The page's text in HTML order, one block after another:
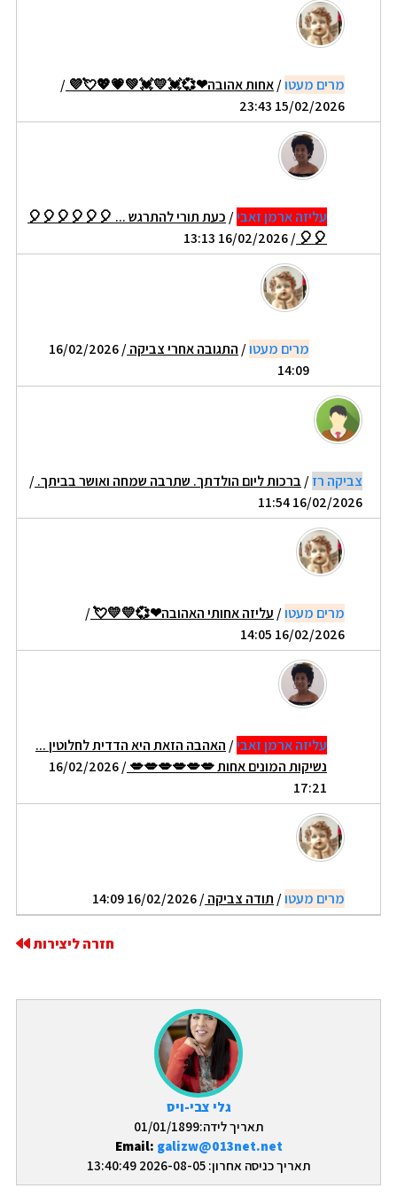
גלי צבי-ויס
תאריך לידה:01/01/1899
Email: galizw@013net.net
תאריך כניסה אחרון: 2026-08-05 13:40:49
מרים מעטו/אחות אהובה❤💞💓💛💓💚💗💖💘💜 /
15/02/2026 23:43
עליזה ארמן זאבי/ כעת תורי להתרגש ... 🎈🎈🎈🎈🎈🎈
🎈🎈
/ 16/02/2026 13:13
מרים מעטו/ התגובה אחרי צביקה
/ 16/02/2026
14:09
צביקה רז/ ברכות ליום הולדתך. שתרבה שמחה ואושר בביתך./
16/02/2026 11:54
מרים מעטו/ עליזה אחותי האהובה❤💞💛💛💘/
16/02/2026 14:05
עליזה ארמן זאבי/ האהבה הזאת היא הדדית לחלוטין ...
נשיקות המונים אחות 💋💋💋💋💋💋
/ 16/02/2026
17:21
מרים מעטו/ תודה צביקה/ 16/02/2026 14:09
חזרה ליצירות